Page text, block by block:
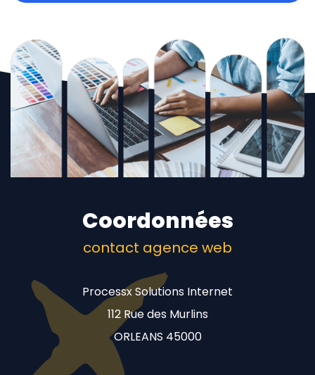
Coordonnées
contact agence web
Processx Solutions Internet
112 Rue des Murlins
ORLEANS 45000